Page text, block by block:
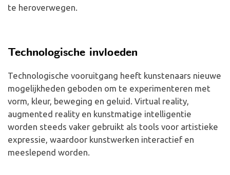
te heroverwegen.
Technologische invloeden
Technologische vooruitgang heeft kunstenaars nieuwe
mogelijkheden geboden om te experimenteren met
vorm, kleur, beweging en geluid. Virtual reality,
augmented reality en kunstmatige intelligentie
worden steeds vaker gebruikt als tools voor artistieke
expressie, waardoor kunstwerken interactief en
meeslepend worden.